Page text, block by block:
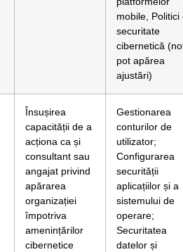
mobile, Politici
securitate
cibernetică
pot apărea
ajustări)
Însușirea
capacității de a
acționa ca și
consultant sau
angajat privind
apărarea
organizației
împotriva
amenințărilor
cibernetice
Gestionarea
conturilor de
utilizator;
Configurarea
securității
aplicațiilor și a
sistemului de
operare;
Securitatea
datelor și